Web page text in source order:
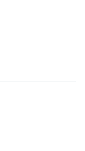
析中国国内集装
，属于内贸运输
单。主要连接环